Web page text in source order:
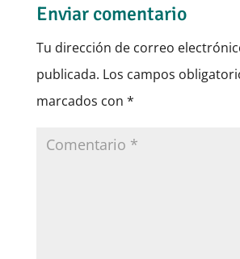
Enviar comentario
Tu dirección de correo
publicada. Los campos
marcados con *